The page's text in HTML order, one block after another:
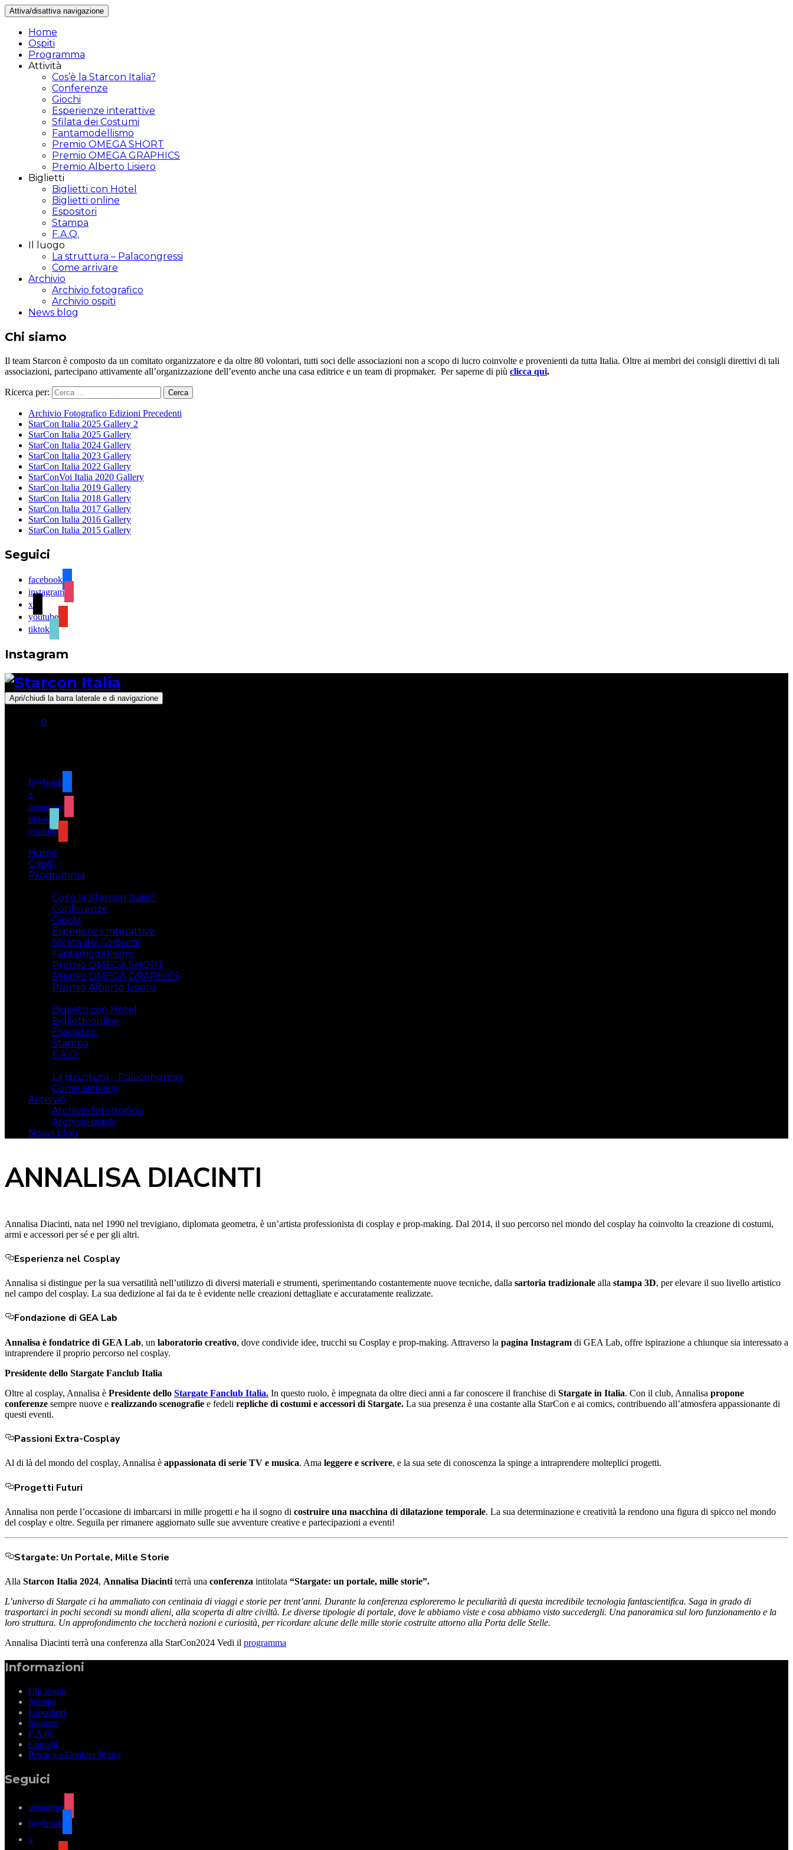
Attiva/disattiva navigazione
Home
Ospiti
Programma
Attività
Cos’è la Starcon Italia?
Conferenze
Giochi
Esperienze interattive
Sfilata dei Costumi
Fantamodellismo
Premio OMEGA SHORT
Premio OMEGA GRAPHICS
Premio Alberto Lisiero
Biglietti
Biglietti con Hotel
Biglietti online
Espositori
Stampa
F.A.Q.
Il luogo
La struttura – Palacongressi
Come arrivare
Archivio
Archivio fotografico
Archivio ospiti
News blog
Chi siamo
Il team Starcon è composto da un comitato organizzatore e da oltre 80 volontari, tutti soci delle associazioni non a scopo di lucro coinvolte e provenienti da tutta Italia. Oltre ai membri dei consigli direttivi di tali
associazioni, partecipano attivamente all’organizzazione dell’evento anche una casa editrice e un team di propmaker. Per saperne di più clicca qui.
Ricerca per:
Archivio Fotografico Edizioni Precedenti
StarCon Italia 2025 Gallery 2
StarCon Italia 2025 Gallery
StarCon Italia 2024 Gallery
StarCon Italia 2023 Gallery
StarCon Italia 2022 Gallery
StarConVoi Italia 2020 Gallery
StarCon Italia 2019 Gallery
StarCon Italia 2018 Gallery
StarCon Italia 2017 Gallery
StarCon Italia 2016 Gallery
StarCon Italia 2015 Gallery
Seguici
facebook
instagram
x
youtube
tiktok
Instagram
Apri/chiudi la barra laterale e di navigazione
0
facebook
x
instagram
tiktok
youtube
Home
Ospiti
Programma
Cos’è la Starcon Italia?
Conferenze
Giochi
Esperienze interattive
Sfilata dei Costumi
Fantamodellismo
Premio OMEGA SHORT
Premio OMEGA GRAPHICS
Premio Alberto Lisiero
Biglietti con Hotel
Biglietti online
Espositori
Stampa
F.A.Q.
La struttura – Palacongressi
Come arrivare
Archivio
Archivio fotografico
Archivio ospiti
News blog
ANNALISA DIACINTI
Annalisa Diacinti, nata nel 1990 nel trevigiano, diplomata geometra, è un’artista professionista di cosplay e prop-making. Dal 2014, il suo percorso nel mondo del cosplay ha coinvolto la creazione di costumi,
armi e accessori per sé e per gli altri.
Esperienza nel Cosplay
Annalisa si distingue per la sua versatilità nell’utilizzo di diversi materiali e strumenti, sperimentando costantemente nuove tecniche, dalla sartoria tradizionale alla stampa 3D, per elevare il suo livello artistico
nel campo del cosplay. La sua dedizione al fai da te è evidente nelle creazioni dettagliate e accuratamente realizzate.
Fondazione di GEA Lab
Annalisa è fondatrice di GEA Lab, un laboratorio creativo, dove condivide idee, trucchi su Cosplay e prop-making. Attraverso la pagina Instagram di GEA Lab, offre ispirazione a chiunque sia interessato a
intraprendere il proprio percorso nel cosplay.
Presidente dello Stargate Fanclub Italia
Oltre al cosplay, Annalisa è Presidente dello Stargate Fanclub Italia. In questo ruolo, è impegnata da oltre dieci anni a far conoscere il franchise di Stargate in Italia. Con il club, Annalisa propone
conferenze sempre nuove e realizzando scenografie e fedeli repliche di costumi e accessori di Stargate. La sua presenza è una costante alla StarCon e ai comics, contribuendo all’atmosfera appassionante di
questi eventi.
Passioni Extra-Cosplay
Al di là del mondo del cosplay, Annalisa è appassionata di serie TV e musica. Ama leggere e scrivere, e la sua sete di conoscenza la spinge a intraprendere molteplici progetti.
Progetti Futuri
Annalisa non perde l’occasione di imbarcarsi in mille progetti e ha il sogno di costruire una macchina di dilatazione temporale. La sua determinazione e creatività la rendono una figura di spicco nel mondo
del cosplay e oltre. Seguila per rimanere aggiornato sulle sue avventure creative e partecipazioni a eventi!
Stargate: Un Portale, Mille Storie
Alla Starcon Italia 2024, Annalisa Diacinti terrà una conferenza intitolata “Stargate: un portale, mille storie”.
L’universo di Stargate ci ha ammaliato con centinaia di viaggi e storie per trent’anni. Durante la conferenza esploreremo le peculiarità di questa incredibile tecnologia fantascientifica. Saga in grado di
trasportarci in pochi secondi su mondi alieni, alla scoperta di altre civiltà. Le diverse tipologie di portale, dove le abbiamo viste e cosa abbiamo visto succedergli. Una panoramica sul loro funzionamento e la
loro struttura. Un approfondimento che toccherà nozioni e curiosità, per ricordare alcune delle mille storie costruite attorno alla Porta delle Stelle.
Annalisa Diacinti terrà una conferenza alla StarCon2024 Vedi il programma
Informazioni
Chi siamo
Stampa
Espositori
Sponsor
F.A.Q.
Contatti
Privacy e Cookies Policy
Seguici
instagram
facebook
x